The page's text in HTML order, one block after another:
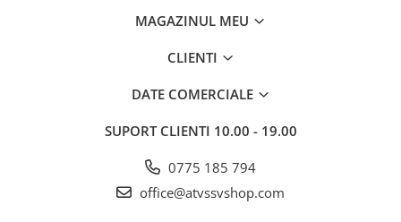
MAGAZINUL MEU
CLIENTI
DATE COMERCIALE
SUPORT CLIENTI 10.00 - 19.00
0775 185 794
office@atvssvshop.com